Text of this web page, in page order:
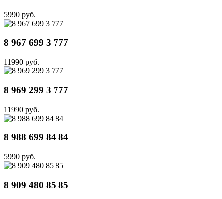
5990 руб.
8 967 699 3 777
11990 руб.
8 969 299 3 777
11990 руб.
8 988 699 84 84
5990 руб.
8 909 480 85 85